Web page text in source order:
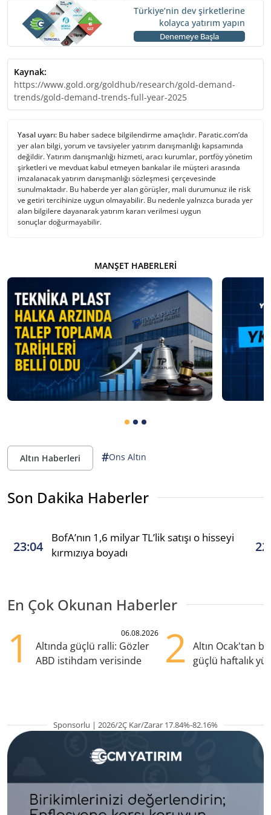
Türkiye’nin dev şirketlerine
kolayca yatırım yapın
Denemeye Başla
Kaynak:
https://www.gold.org/goldhub/research/gold-demand-
trends/gold-demand-trends-full-year-2025
Yasal uyarı: Bu haber sadece bilgilendirme amaçlıdır. Paratic.com’da
yer alan bilgi, yorum ve tavsiyeler yatırım danışmanlığı kapsamında
değildir. Yatırım danışmanlığı hizmeti, aracı kurumlar, portföy yönetim
şirketleri ve mevduat kabul etmeyen bankalar ile müşteri arasında
imzalanacak yatırım danışmanlığı sözleşmesi çerçevesinde
sunulmaktadır. Bu haberde yer alan görüşler, mali durumunuz ile risk
ve getiri tercihinize uygun olmayabilir. Bu nedenle yalnızca burada yer
alan bilgilere dayanarak yatırım kararı verilmesi uygun
sonuçlar doğurmayabilir.
MANŞET HABERLERI
Altın Haberleri #Ons Altın
Son Dakika Haberler
23:04
BofA’nın 1,6 milyar TL’lik satışı o hisseyi
kırmızıya boyadı
En Çok Okunan Haberler
1 06.08.2026
Altında güçlü ralli: Gözler
ABD istihdam verisinde
2
Altın Ocak'tan
güçlü haftalık
Sponsorlu | 2026/2Ç Kar/Zarar 17.84%-82.16%